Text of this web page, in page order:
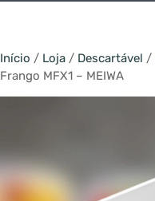
Início / Loja / Descartável /
Frango MFX1 – MEIWA